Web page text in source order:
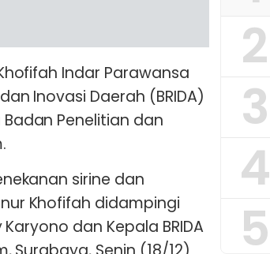
Indar Parawansa
Inovasi Daerah (BRIDA)
Penelitian dan
sirine dan
Khofifah didampingi
dan Kepala BRIDA
2
3
4
5